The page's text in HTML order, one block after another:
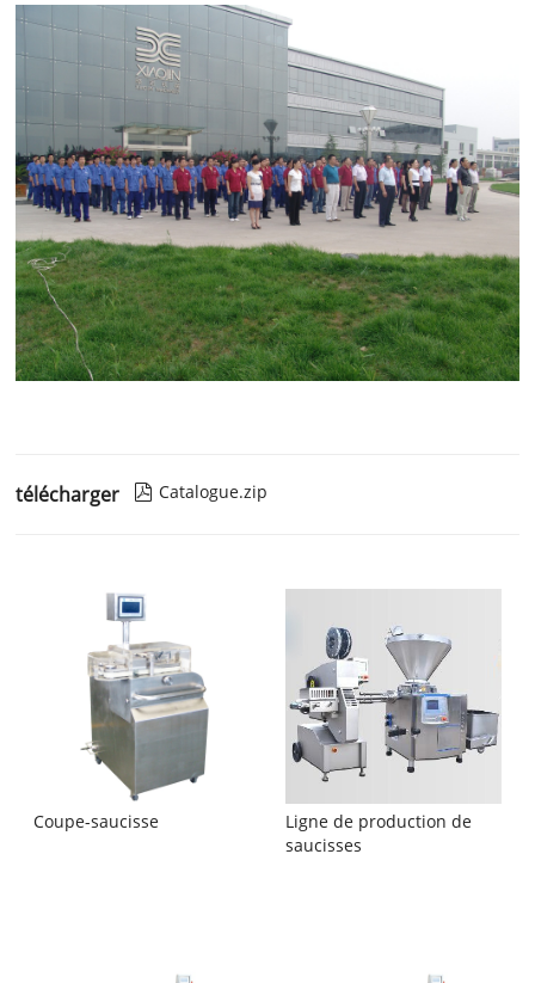
télécharger  Catalogue.zip
Coupe-saucisse
Ligne de production de
saucisses